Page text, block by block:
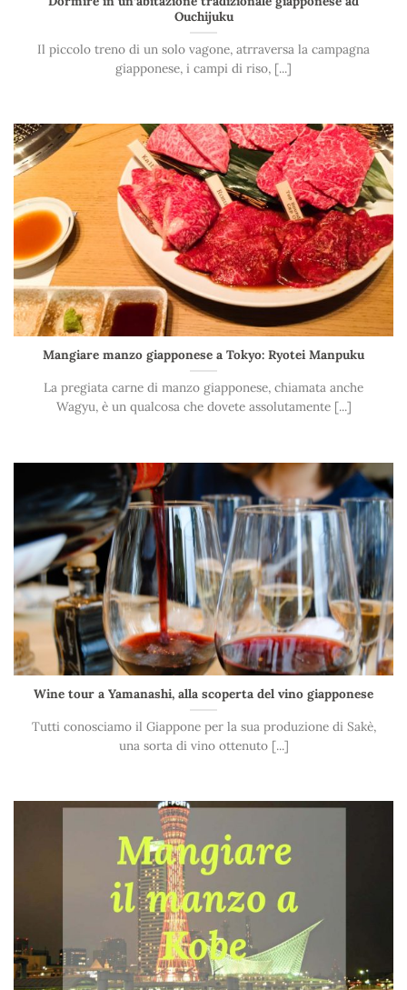
Ouchijuku
Il piccolo treno di un solo vagone, atrraversa la campagna
giapponese, i campi di riso, [...]
Mangiare manzo giapponese a Tokyo: Ryotei Manpuku
La pregiata carne di manzo giapponese, chiamata anche
Wagyu, è un qualcosa che dovete assolutamente [...]
Wine tour a Yamanashi, alla scoperta del vino giapponese
Tutti conosciamo il Giappone per la sua produzione di Sakè,
una sorta di vino ottenuto [...]